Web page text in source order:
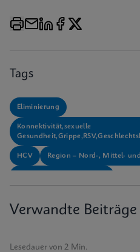
Tags
Eliminierung
Konnektivität,sexuelle
HCV Region – Nord-, Mittel-
Verwandte Beiträge
Lesedauer von 2 Min.